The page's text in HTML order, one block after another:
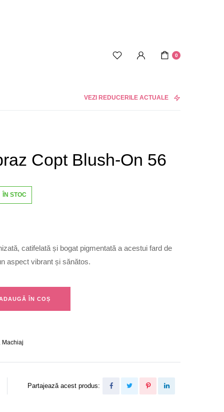
0
VEZI REDUCERILE ACTUALE
Copt Blush-On 56
ÎN STOC
catifelată și bogat pigmentată a acestui fard de
aspect vibrant și sănătos.
ÎN COȘ
Machiaj
Partajează acest produs: